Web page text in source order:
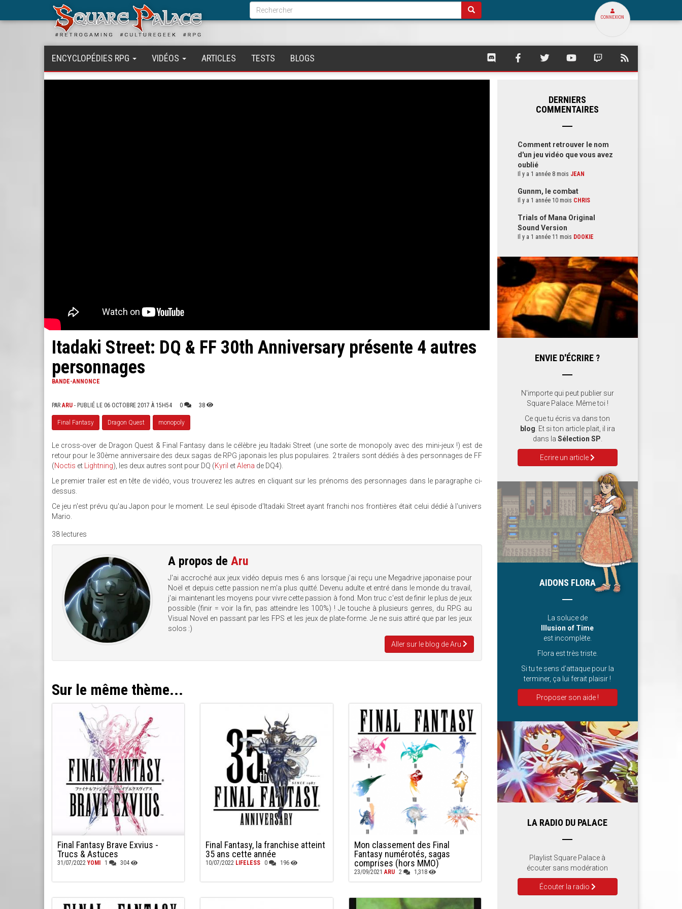
Formulaire
de
recherche
Rechercher
CONNEXION
ENCYCLOPÉDIES RPG VIDÉOS ARTICLES TESTS BLOGS
SQUARE
SQUARE SQUARE SQUARE SQUARE
Itadaki Street: DQ & FF 30th Anniversary présente 4 autres
personnages
BANDE-ANNONCE
PAR ARU - PUBLIÉ LE 06 OCTOBRE 2017 À 15H54 0 38
Final Fantasy Dragon Quest monopoly
Le cross-over de Dragon Quest & Final Fantasy dans le célèbre jeu Itadaki Street (une sorte de monopoly avec des mini-jeux !) est de
retour pour le 30ème anniversaire des deux sagas de RPG japonais les plus populaires. 2 trailers sont dédiés à des personnages de FF
(Noctis et Lightning), les deux autres sont pour DQ (Kyril etAlena de DQ4).
Le premier trailer est en tête de vidéo, vous trouverez les autres en cliquant sur les prénoms des personnages dans le paragraphe ci-
dessus.
Ce jeu n'est prévu qu'au Japon pour le moment. Le seul épisode d'Itadaki Street ayant franchi nos frontières était celui dédié à l'univers
Mario.
38 lectures
A propos deAru
J'ai accroché aux jeux vidéo depuis mes 6 ans lorsque j'ai reçu une Megadrive japonaise pour
Noël et depuis cette passion ne m'a plus quitté. Devenu adulte et entré dans le monde du travail,
j'ai maintenant les moyens pour vivre cette passion à fond. Mon truc c'est de finir le plus de jeux
possible (finir = voir la fin, pas atteindre les 100%) ! Je touche à plusieurs genres, du RPG au
Visual Novel en passant par les FPS et les jeux de plate-forme. Je ne suis attiré que par les jeux
solos :)
Aller sur le blog de Aru
Sur le même thème...
Final Fantasy Brave Exvius -
Trucs & Astuces
31/07/2022YOMI 1 304
Final Fantasy, la franchise atteint
35 ans cette année
10/07/2022 LIFELESS 0 196
Mon classement des Final
Fantasy numérotés, sagas
comprises (hors MMO)
23/09/2021ARU 2 1,318
DERNIERS
COMMENTAIRES
Comment retrouver le nom
d'un jeu vidéo que vous avez
oublié
Il y a 1 année 8 mois JEAN
Gunnm, le combat
Il y a 1 année 10 mois CHRIS
Trials of Mana Original
Sound Version
Il y a 1 année 11 mois DOOKIE
ENVIE D'ÉCRIRE ?
N'importe qui peut publier sur
Square Palace. Même toi !
Ce que tu écris va dans ton
blog . Et si ton article plait, il ira
dans la Sélection SP
Ecrire un article
AIDONS FLORA
La soluce de
Illusion of Time
est incomplète.
Flora est très triste.
Si tu te sens d’attaque pour la
terminer, ça lui ferait plaisir !
Proposer son aide !
LA RADIO DU PALACE
Playlist Square Palace à
écouter sans modération
Écouter la radio